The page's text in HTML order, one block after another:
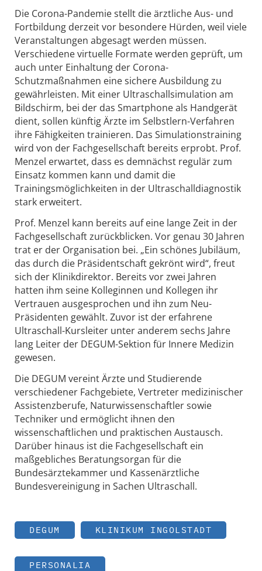
Die Corona-Pandemie stellt die ärztliche Aus- und
Fortbildung derzeit vor besondere Hürden, weil viele
Veranstaltungen abgesagt werden müssen.
Verschiedene virtuelle Formate werden geprüft, um
auch unter Einhaltung der Corona-
Schutzmaßnahmen eine sichere Ausbildung zu
gewährleisten. Mit einer Ultraschallsimulation am
Bildschirm, bei der das Smartphone als Handgerät
dient, sollen künftig Ärzte im Selbstlern-Verfahren
ihre Fähigkeiten trainieren. Das Simulationstraining
wird von der Fachgesellschaft bereits erprobt. Prof.
Menzel erwartet, dass es demnächst regulär zum
Einsatz kommen kann und damit die
Trainingsmöglichkeiten in der Ultraschalldiagnostik
stark erweitert.
Prof. Menzel kann bereits auf eine lange Zeit in der
Fachgesellschaft zurückblicken. Vor genau 30 Jahren
trat er der Organisation bei. „Ein schönes Jubiläum,
das durch die Präsidentschaft gekrönt wird“, freut
sich der Klinikdirektor. Bereits vor zwei Jahren
hatten ihm seine Kolleginnen und Kollegen ihr
Vertrauen ausgesprochen und ihn zum Neu-
Präsidenten gewählt. Zuvor ist der erfahrene
Ultraschall-Kursleiter unter anderem sechs Jahre
lang Leiter der DEGUM-Sektion für Innere Medizin
gewesen.
Die DEGUM vereint Ärzte und Studierende
verschiedener Fachgebiete, Vertreter medizinischer
Assistenzberufe, Naturwissenschaftler sowie
Techniker und ermöglicht ihnen den
wissenschaftlichen und praktischen Austausch.
Darüber hinaus ist die Fachgesellschaft ein
maßgebliches Beratungsorgan für die
Bundesärztekammer und Kassenärztliche
Bundesvereinigung in Sachen Ultraschall.
DEGUM KLINIKUM INGOLSTADT
PERSONALIA